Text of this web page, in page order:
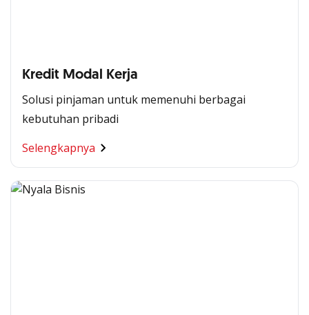
Kredit Modal Kerja
Solusi pinjaman untuk memenuhi berbagai
kebutuhan pribadi
Selengkapnya